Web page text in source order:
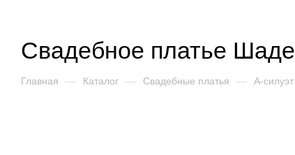
Свадебное платье Шаде
Главная — Каталог — Свадебные платья — А-силуэт